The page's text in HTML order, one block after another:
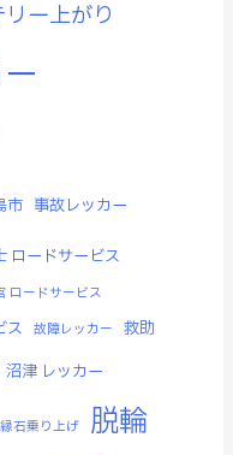
ー上がり
市 事故レッカー
ロードサービス
ロードサービス
ス 故障レッカー
救助
沼津 レッカー
縁石乗り上げ 脱輪